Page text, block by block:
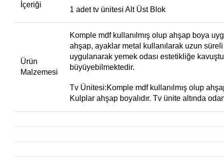
İçeriği
1 adet tv ünitesi Alt Üst Blok
Ürün
Malzemesi
Komple mdf kullanılmış olup ahşap boya
ahşap, ayaklar metal kullanılarak uzun süreli
uygulanarak yemek odası estetikliğe
büyüyebilmektedir.
Tv Ünitesi:Komple mdf kullanılmış olup
Kulplar ahşap boyalıdır. Tv ünite altında